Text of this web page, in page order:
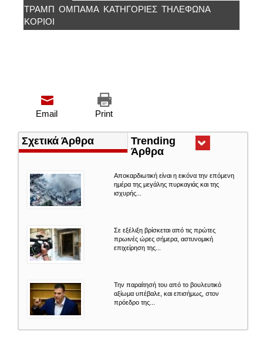
ΤΡΑΜΠ ΟΜΠΆΜΑ ΚΑΤΗΓΟΡΊΕΣ ΤΗΛΕΦΩΝΑ
ΚΟΡΙΟΙ
Print
Email
Σχετικά Άρθρα
Trending
Άρθρα(ενεργή
Αποκαρδιωτική είναι η εικόνα την επόμενη
ημέρα της μεγάλης πυρκαγιάς και της
ισχυρής...
Σε εξέλιξη βρίσκεται από τις πρώτες
πρωινές ώρες σήμερα, αστυνομική
επιχείρηση της...
Την παραίτησή του από το βουλευτικό
αξίωμα υπέβαλε, και επισήμως, στον
πρόεδρο της...